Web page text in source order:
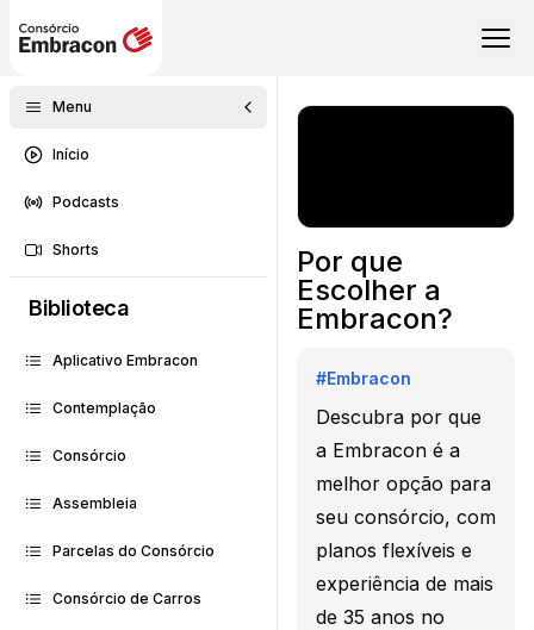
Menu
Início
Podcasts
Shorts
Biblioteca
Aplicativo Embracon
Contemplação
Consórcio
Assembleia
Parcelas do Consórcio
Consórcio de Carros
Por que
Escolher a
Embracon?
#Embracon
Descubra por que
a Embracon é a
melhor opção para
seu consórcio, com
planos flexíveis e
experiência de mais
de 35 anos no